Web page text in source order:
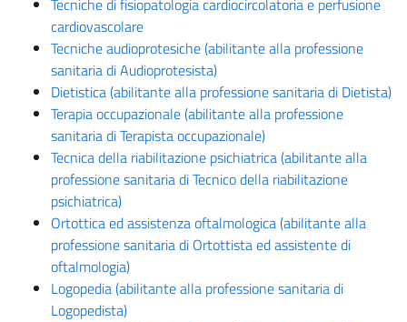
cardiovascolare
Tecniche audioprotesiche (abilitante alla professione
sanitaria di Audioprotesista)
Dietistica (abilitante alla professione sanitaria di Dietista)
Terapia occupazionale (abilitante alla professione
sanitaria di Terapista occupazionale)
Tecnica della riabilitazione psichiatrica (abilitante alla
professione sanitaria di Tecnico della riabilitazione
psichiatrica)
Ortottica ed assistenza oftalmologica (abilitante alla
professione sanitaria di Ortottista ed assistente di
oftalmologia)
Logopedia (abilitante alla professione sanitaria di
Logopedista)